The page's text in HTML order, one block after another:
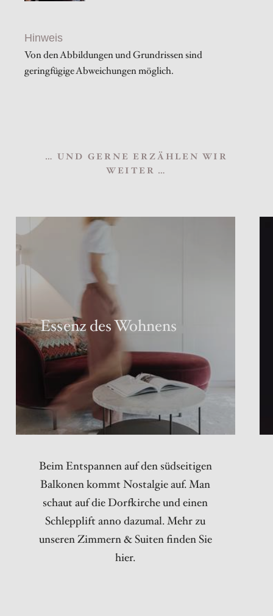
Hinweis
Von den Abbildungen und Grundrissen sind
geringfügige Abweichungen möglich.
… UND GERNE ERZÄHLEN WIR
WEITER …
Essenz des Wohnens
Beim Entspannen auf den südseitigen
Balkonen kommt Nostalgie auf. Man
schaut auf die Dorfkirche und einen
Schlepplift anno dazumal. Mehr zu
unseren Zimmern & Suiten finden Sie
hier.